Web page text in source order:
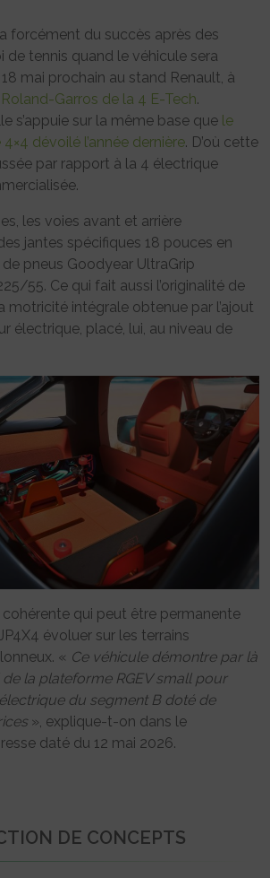
forcément du succès après des
de tennis quand le véhicule sera
mai prochain au stand Renault, à
Garros de la 4 E-Tech.
s’appuie sur la même base que le
dévoilé l’année dernière. D’où cette
par rapport à la 4 électrique
les voies avant et arrière
jantes spécifiques 18 pouces en
pneus Goodyear UltraGrip
55. Ce qui fait aussi l’originalité de
motricité intégrale obtenue par l’ajout
électrique, placé, lui, au niveau de
qui peut être permanente
évoluer sur les terrains
« Ce véhicule démontre par là
la plateforme RGEV small pour
du segment B doté de
», explique-t-on dans le
daté du 12 mai 2026.
DE CONCEPTS